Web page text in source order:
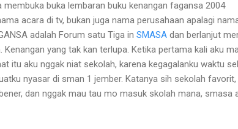
membuka buka lembaran buku kenangan fagansa 2004
acara di tv, bukan juga nama perusahaan apalagi
adalah Forum satu Tiga in SMASA dan berlanjut
yang tak kan terlupa. Ketika pertama kali aku
itu aku nggak niat sekolah, karena kegagalanku waktu
nyasar di sman 1 jember. Katanya sih sekolah favorit,
dan nggak mau tau mo masuk skolah mana, smasa